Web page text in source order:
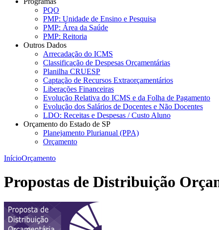
PQO
PMP: Unidade de Ensino e Pesquisa
PMP: Área da Saúde
PMP: Reitoria
Outros Dados
Arrecadação do ICMS
Classificação de Despesas Orçamentárias
Planilha CRUESP
Captação de Recursos Extraorçamentários
Liberações Financeiras
Evolução Relativa do ICMS e da Folha de Pagamento
Evolução dos Salários de Docentes e Não Docentes
LDO: Receitas e Despesas / Custo Aluno
Orçamento do Estado de SP
Planejamento Plurianual (PPA)
Orçamento
InícioOrçamento
Propostas de Distribuição